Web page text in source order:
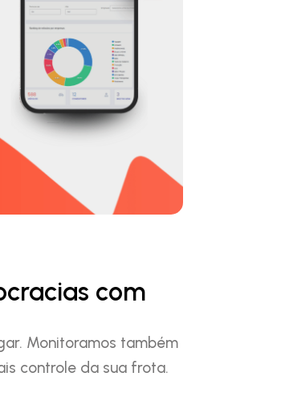
com
Monitoramos também
controle da sua frota.